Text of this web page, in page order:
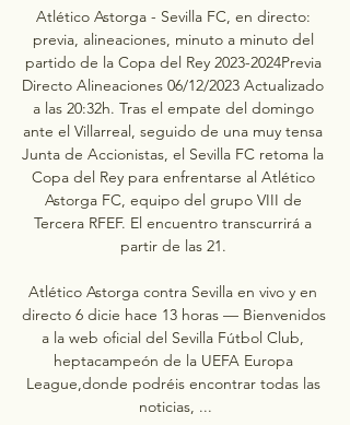
Atlético Astorga - Sevilla FC, en directo:
previa, alineaciones, minuto a minuto del
partido de la Copa del Rey 2023-2024Previa
Directo Alineaciones 06/12/2023 Actualizado
a las 20:32h. Tras el empate del domingo
ante el Villarreal, seguido de una muy tensa
Junta de Accionistas, el Sevilla FC retoma la
Copa del Rey para enfrentarse al Atlético
Astorga FC, equipo del grupo VIII de
Tercera RFEF. El encuentro transcurrirá a
partir de las 21.
Atlético Astorga contra Sevilla en vivo y en
directo 6 dicie hace 13 horas — Bienvenidos
a la web oficial del Sevilla Fútbol Club,
heptacampeón de la UEFA Europa
League,donde podréis encontrar todas las
noticias, ...